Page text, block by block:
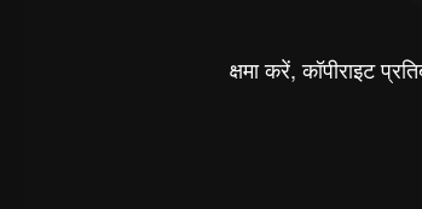
क्षमा करें, कॉपीराइट